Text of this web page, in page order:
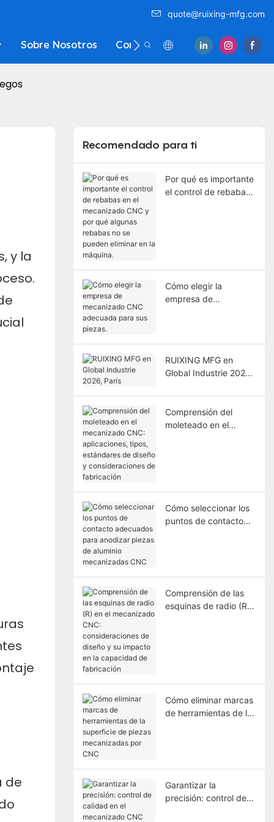
quote@ruixing-mfg.com
Sobre Nosotros Contáctenos
y la
de
Recomendado para ti
Por qué es importante
el control de rebabas
Cómo elegir la
empresa de
RUIXING MFG en
Global Industrie 2026,
Comprensión del
moleteado en el
Cómo seleccionar los
puntos de contacto
Comprensión de las
esquinas de radio (R)
fabricación
Cómo eliminar marcas
de herramientas de la
Garantizar la
precisión: control de